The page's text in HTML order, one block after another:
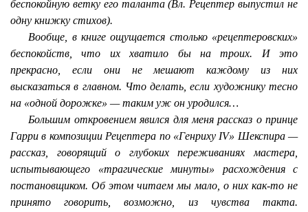
беспокойную ветку его таланта (Вл. Рецептер выпустил не
одну книжку стихов).
Вообще, в книге ощущается столько «рецептеровских»
беспокойств, что их хватило бы на троих. И это
прекрасно, если они не мешают каждому из них
высказаться в главном. Что делать, если художнику тесно
на «одной дорожке» — таким уж он уродился…
Большим откровением явился для меня рассказ о принце
Гарри в композиции Рецептера по «Генриху IV» Шекспира —
рассказ, говорящий о глубоких переживаниях мастера,
испытывающего «трагические минуты» расхождения с
постановщиком. Об этом читаем мы мало, о них как-то не
принято говорить, возможно, из чувства такта.